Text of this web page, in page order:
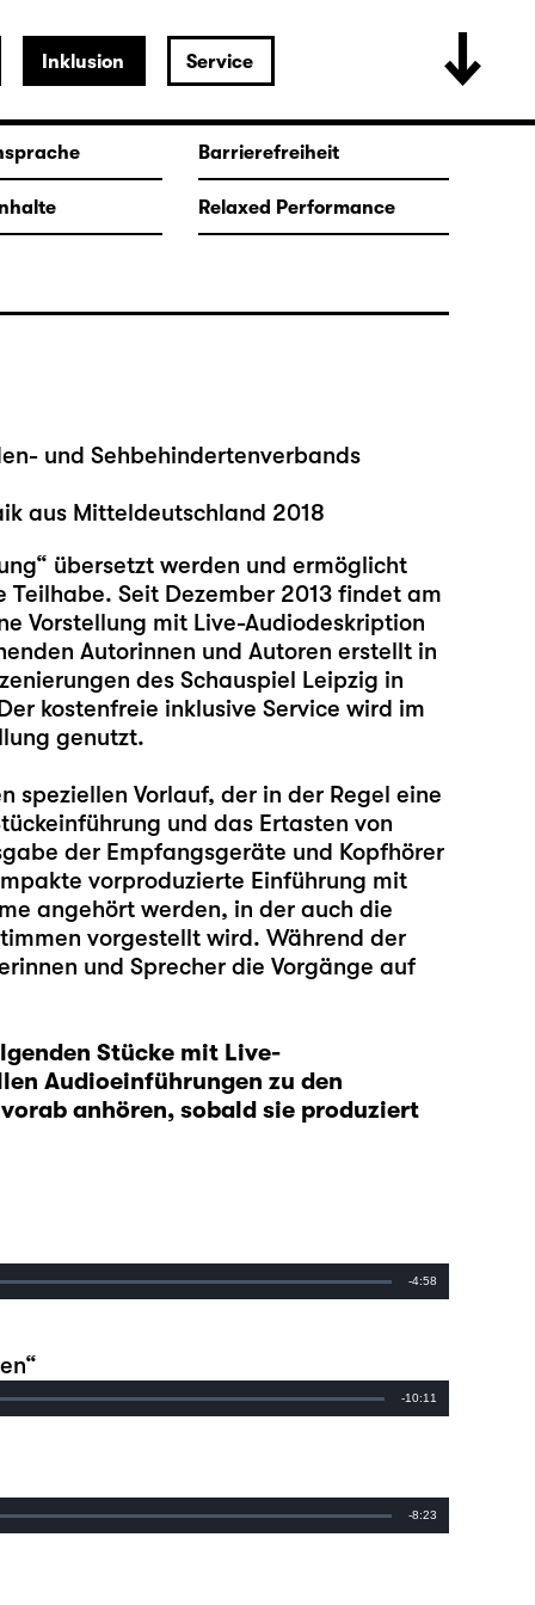
Inklusion Service
Barrierefreiheit
Relaxed Performance
und Sehbehindertenverbands
aus Mitteldeutschland 2018
übersetzt werden und ermöglicht
Seit Dezember 2013 findet am
Vorstellung mit Live-Audiodeskription
Autorinnen und Autoren erstellt in
des Schauspiel Leipzig in
kostenfreie inklusive Service wird im
genutzt.
speziellen Vorlauf, der in der Regel eine
und das Ertasten von
der Empfangsgeräte und Kopfhörer
vorproduzierte Einführung mit
angehört werden, in der auch die
vorgestellt wird. Während der
und Sprecher die Vorgänge auf
Stücke mit Live-
Audioeinführungen zu den
anhören, sobald sie produziert
Remaining
-4:58
Remaining
-10:11
Remaining
-8:23